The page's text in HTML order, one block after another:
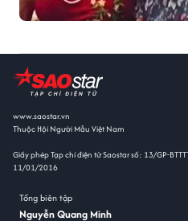
www.saostar.vn
Thuộc Hội Người Mẫu Việt Nam
Giấy phép Tạp chí điện tử Saostar số: 13/GP-
11/01/2016
Tổng biên tập
Nguyễn Quang Minh